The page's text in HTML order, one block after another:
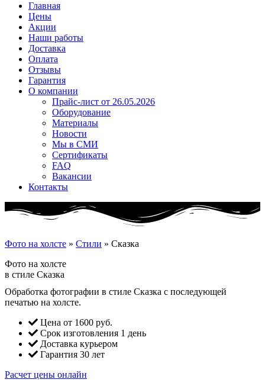
Главная
Цены
Акции
Наши работы
Доставка
Оплата
Отзывы
Гарантия
О компании
Прайс-лист от 26.05.2026
Оборудование
Материалы
Новости
Мы в СМИ
Сертификаты
FAQ
Вакансии
Контакты
Фото на холсте » Стили » Сказка
Фото на холсте
в стиле Сказка
Обработка фотографии в стиле Сказка с последующей
печатью на холсте.
Цена от 1600 руб.
Срок изготовления 1 день
Доставка курьером
Гарантия 30 лет
Расчет цены онлайн